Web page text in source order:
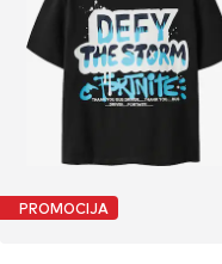
PROMOCIJA